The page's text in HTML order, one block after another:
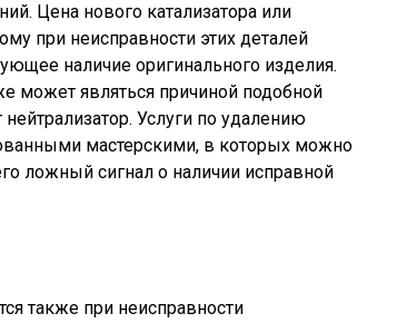
Цена нового катализатора или
при неисправности этих деталей
наличие оригинального изделия.
может являться причиной подобной
Услуги по удалению
мастерскими, в которых можно
ложный сигнал о наличии исправной
также при неисправности